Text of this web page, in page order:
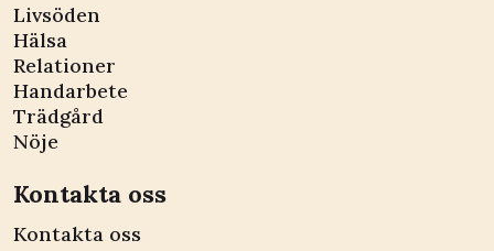
Livsöden
Hälsa
Relationer
Handarbete
Trädgård
Nöje
Kontakta oss
Kontakta oss